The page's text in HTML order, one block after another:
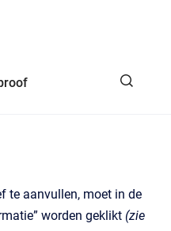
te aanvullen, moet in de
worden geklikt (zie